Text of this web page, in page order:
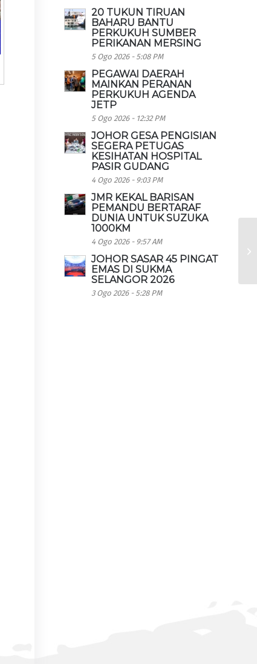
20 TUKUN TIRUAN
BAHARU BANTU
PERKUKUH SUMBER
PERIKANAN MERSING
5 Ogo 2026 - 5:08 PM
PEGAWAI DAERAH
MAINKAN PERANAN
PERKUKUH AGENDA
JETP
5 Ogo 2026 - 12:32 PM
JOHOR GESA PENGISIAN
SEGERA PETUGAS
KESIHATAN HOSPITAL
PASIR GUDANG
4 Ogo 2026 - 9:03 PM
JMR KEKAL BARISAN
PEMANDU BERTARAF
DUNIA UNTUK SUZUKA
1000KM
4 Ogo 2026 - 9:57 AM
JOHOR SASAR 45 PINGAT
EMAS DI SUKMA
SELANGOR 2026
3 Ogo 2026 - 5:28 PM